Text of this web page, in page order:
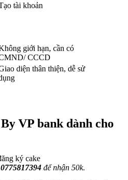
tài khoản
giới hạn, cần có
CCCD
diện thân thiện, dễ sử
VP bank dành cho
0775817394 để nhận 50k.